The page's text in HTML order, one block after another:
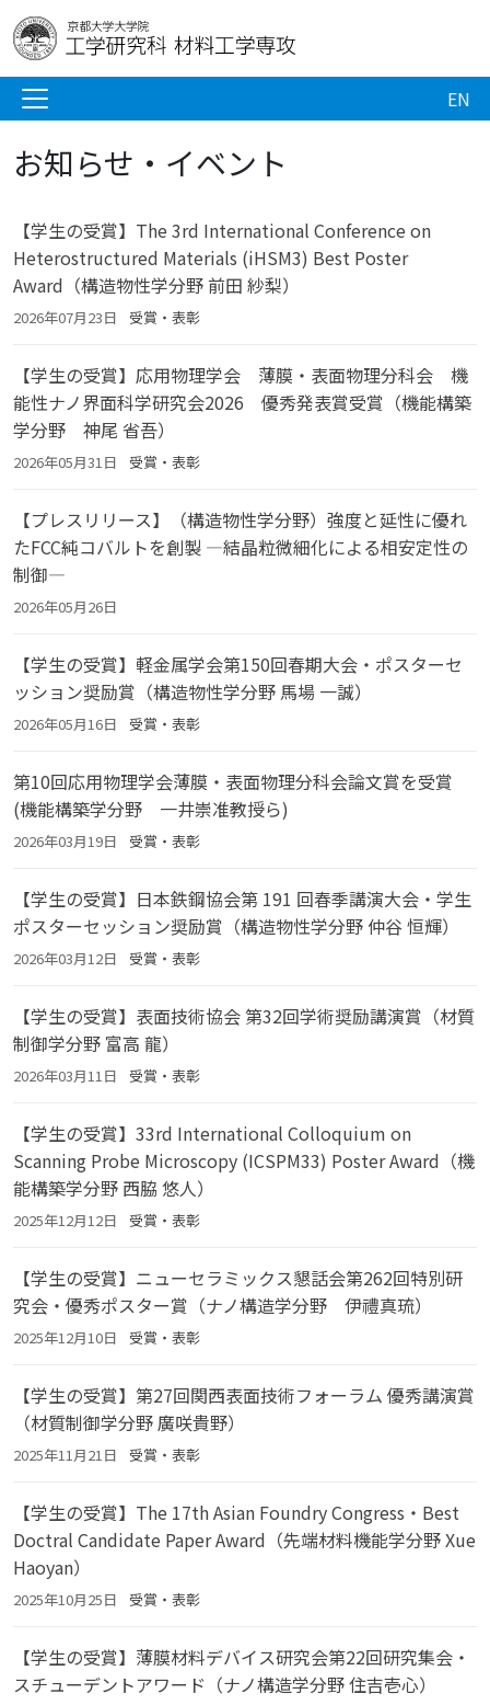
EN
お知らせ・イベント
【学生の受賞】The 3rd International Conference on
Heterostructured Materials (iHSM3) Best Poster
Award（構造物性学分野 前田 紗梨）
2026年07月23日 受賞・表彰
【学生の受賞】応用物理学会 薄膜・表面物理分科会 機
能性ナノ界面科学研究会2026 優秀発表賞受賞（機能構築
学分野 神尾 省吾）
2026年05月31日 受賞・表彰
【プレスリリース】（構造物性学分野）強度と延性に優れ
たFCC純コバルトを創製 ―結晶粒微細化による相安定性の
制御―
2026年05月26日
【学生の受賞】軽金属学会第150回春期大会・ポスターセ
ッション奨励賞（構造物性学分野 馬場 一誠）
2026年05月16日 受賞・表彰
第10回応用物理学会薄膜・表面物理分科会論文賞を受賞
(機能構築学分野 一井崇准教授ら)
2026年03月19日 受賞・表彰
【学生の受賞】日本鉄鋼協会第 191 回春季講演大会・学生
ポスターセッション奨励賞（構造物性学分野 仲谷 恒輝）
2026年03月12日 受賞・表彰
【学生の受賞】表面技術協会 第32回学術奨励講演賞（材質
制御学分野 富高 龍）
2026年03月11日 受賞・表彰
【学生の受賞】33rd International Colloquium on
Scanning Probe Microscopy (ICSPM33) Poster Award（機
能構築学分野 西脇 悠人）
2025年12月12日 受賞・表彰
【学生の受賞】ニューセラミックス懇話会第262回特別研
究会・優秀ポスター賞（ナノ構造学分野 伊禮真琉）
2025年12月10日 受賞・表彰
【学生の受賞】第27回関西表面技術フォーラム 優秀講演賞
（材質制御学分野 廣咲貴野）
2025年11月21日 受賞・表彰
【学生の受賞】The 17th Asian Foundry Congress・Best
Doctral Candidate Paper Award（先端材料機能学分野 Xue
Haoyan）
2025年10月25日 受賞・表彰
【学生の受賞】薄膜材料デバイス研究会第22回研究集会・
スチューデントアワード（ナノ構造学分野 住吉壱心）